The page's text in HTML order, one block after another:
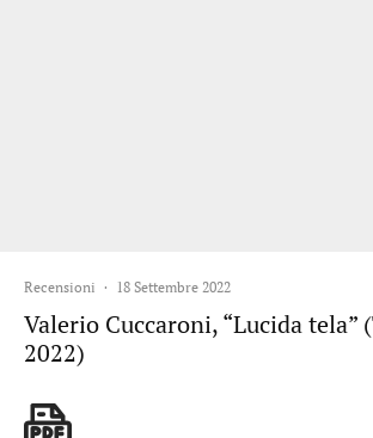
Recensioni · 18 Settembre 2022
Valerio Cuccaroni, “Lucida tela”
2022)